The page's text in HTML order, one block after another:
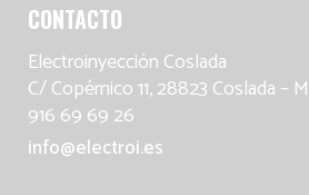
CONTACTO
Electroinyección Coslada
C/ Copérnico 11, 28823 Coslada –
916 69 69 26
info@electroi.es